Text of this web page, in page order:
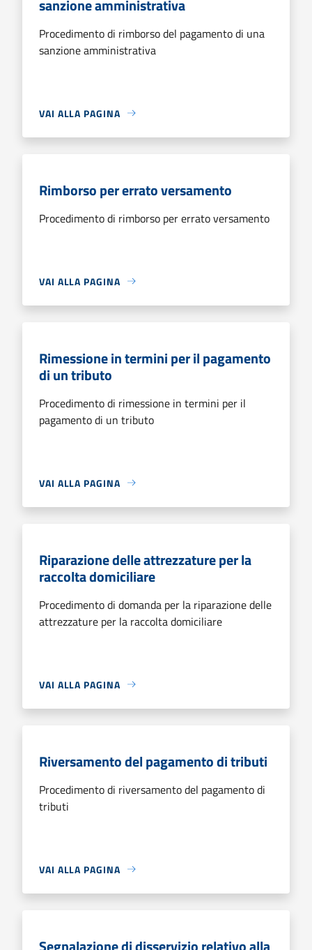
sanzione amministrativa
Procedimento di rimborso del pagamento di una
sanzione amministrativa
VAI ALLA PAGINA
Rimborso per errato versamento
Procedimento di rimborso per errato versamento
VAI ALLA PAGINA
Rimessione in termini per il pagamento
di un tributo
Procedimento di rimessione in termini per il
pagamento di un tributo
VAI ALLA PAGINA
Riparazione delle attrezzature per la
raccolta domiciliare
Procedimento di domanda per la riparazione delle
attrezzature per la raccolta domiciliare
VAI ALLA PAGINA
Riversamento del pagamento di tributi
Procedimento di riversamento del pagamento di
tributi
VAI ALLA PAGINA